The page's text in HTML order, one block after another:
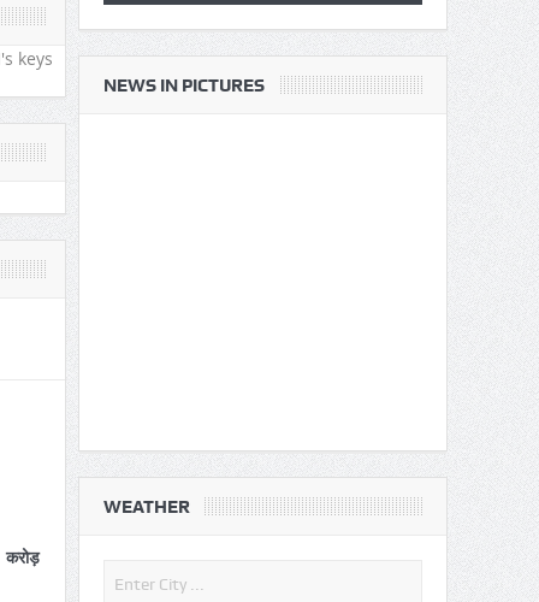
keys
NEWS IN PICTURES
WEATHER